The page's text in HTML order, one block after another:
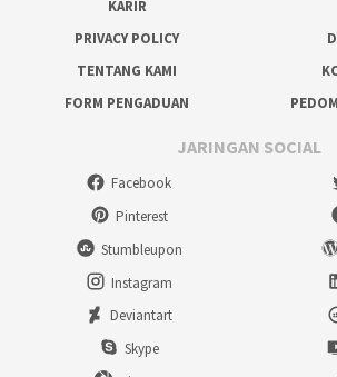
KARIR
PRIVACY POLICY
TENTANG KAMI
FORM PENGADUAN
JARINGAN SOCIAL
Facebook
Pinterest
Stumbleupon
Instagram
Deviantart
Skype